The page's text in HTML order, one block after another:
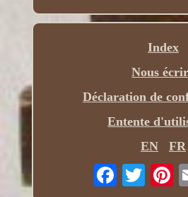
Index
Nous
Déclaration de
Entente
EN
FR